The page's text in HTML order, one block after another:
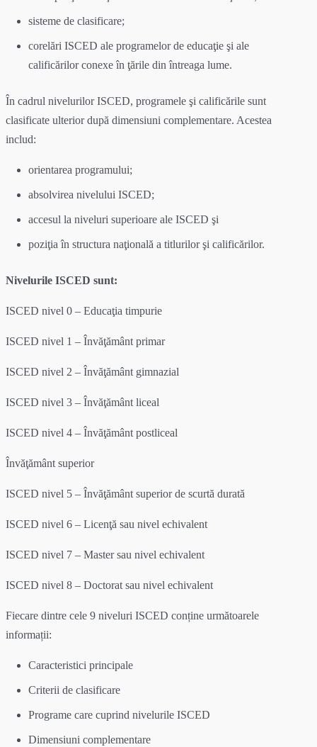
sisteme de clasificare;
corelări ISCED ale programelor de educaţie şi ale
calificărilor conexe în ţările din întreaga lume.
În cadrul nivelurilor ISCED, programele şi calificările sunt
clasificate ulterior după dimensiuni complementare. Acestea
includ:
orientarea programului;
absolvirea nivelului ISCED;
accesul la niveluri superioare ale ISCED şi
poziţia în structura naţională a titlurilor şi calificărilor.
Nivelurile ISCED sunt:
ISCED nivel 0 – Educaţia timpurie
ISCED nivel 1 – Învăţământ primar
ISCED nivel 2 – Învăţământ gimnazial
ISCED nivel 3 – Învăţământ liceal
ISCED nivel 4 – Învăţământ postliceal
Învăţământ superior
ISCED nivel 5 – Învăţământ superior de scurtă durată
ISCED nivel 6 – Licenţă sau nivel echivalent
ISCED nivel 7 – Master sau nivel echivalent
ISCED nivel 8 – Doctorat sau nivel echivalent
Fiecare dintre cele 9 niveluri ISCED conține următoarele
informații:
Caracteristici principale
Criterii de clasificare
Programe care cuprind nivelurile ISCED
Dimensiuni complementare